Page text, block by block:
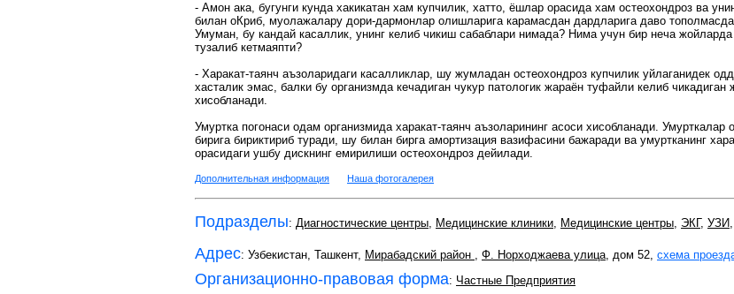
- Амон ака, бугунги кунда хакикатан хам купчилик, хатто, ёшлар орасида хам остеохондроз ва
билан оКриб, муолажалару дори-дармонлар олишларига карамасдан дардларига даво
Умуман, бу кандай касаллик, унинг келиб чикиш сабаблари нимада? Нима учун бир неча
тузалиб кетмаяпти?
- Харакат-таянч аъзоларидаги касалликлар, шу жумладан остеохондроз купчилик уйлаганидек
хасталик эмас, балки бу организмда кечадиган чукур патологик жараён туфайли келиб
хисобланади.
Умуртка погонаси одам организмида харакат-таянч аъзоларининг асоси хисобланади.
бирига бириктириб туради, шу билан бирга амортизация вазифасини бажаради ва умуртканинг
орасидаги ушбу дискнинг емирилиши остеохондроз дейилади.
Дополнительная информация Наша фотогалерея
Подразделы: Диагностические центры, Медицинские клиники, Медицинские центры, ЭКГ, УЗИ,
Адрес: Узбекистан, Ташкент, Мирабадский район , Ф. Норходжаева улица, дом 52, схема
Организационно-правовая форма: Частные Предприятия